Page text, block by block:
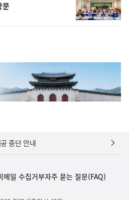
문
중단 안내
메일 수집거부자주 묻는 질문(FAQ)